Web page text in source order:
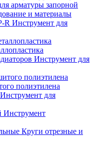
арматуры запорной
и материалы
Инструмент для
Инструмент для
полиэтилена
Инструмент для
Инструмент
Круги отрезные и